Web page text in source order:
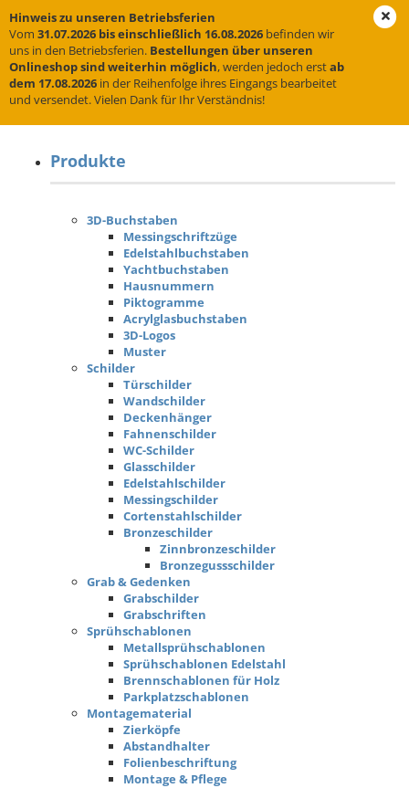
Hinweis zu unseren Betriebsferien
Vom 31.07.2026 bis einschließlich 16.08.2026 befinden wir
uns in den Betriebsferien. Bestellungen über unseren
Onlineshop sind weiterhin möglich, werden jedoch erstab
dem 17.08.2026 in der Reihenfolge ihres Eingangs bearbeitet
und versendet. Vielen Dank für Ihr Verständnis!
Sitemap
Produkte
3D-Buchstaben
Messingschriftzüge
Edelstahlbuchstaben
Yachtbuchstaben
Hausnummern
Piktogramme
Acrylglasbuchstaben
3D-Logos
Muster
Schilder
Türschilder
Wandschilder
Deckenhänger
Fahnenschilder
WC-Schilder
Glasschilder
Edelstahlschilder
Messingschilder
Cortenstahlschilder
Bronzeschilder
Zinnbronzeschilder
Bronzegussschilder
Grab & Gedenken
Grabschilder
Grabschriften
Sprühschablonen
Metallsprühschablonen
Sprühschablonen Edelstahl
Brennschablonen für Holz
Parkplatzschablonen
Montagematerial
Zierköpfe
Abstandhalter
Folienbeschriftung
Montage & Pflege